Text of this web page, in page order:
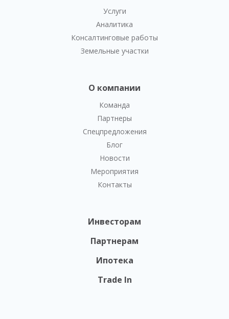
Услуги
Аналитика
Консалтинговые работы
Земельные участки
О компании
Команда
Партнеры
Спецпредложения
Блог
Новости
Мероприятия
Контакты
Инвесторам
Партнерам
Ипотека
Trade In